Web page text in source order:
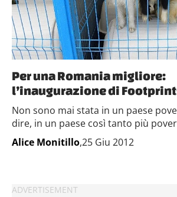
Per una Romania migliore:
l’inaugurazione di
Non sono mai stata in un paese
dire, in un paese così tanto più
Alice Monitillo,25 Giu 2012